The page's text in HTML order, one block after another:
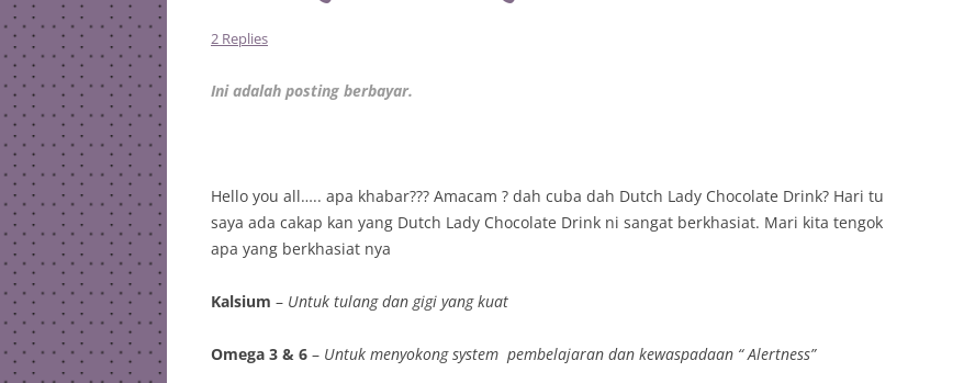
2 Replies
Ini adalah posting berbayar.
Hello you all….. apa khabar??? Amacam ? dah cuba dah Dutch Lady Chocolate Drink? Hari tu
saya ada cakap kan yang Dutch Lady Chocolate Drink ni sangat berkhasiat. Mari kita tengok
apa yang berkhasiat nya
Kalsium – Untuk tulang dan gigi yang kuat
Omega 3 & 6 – Untuk menyokong system pembelajaran dan kewaspadaan “ Alertness”